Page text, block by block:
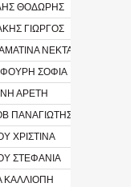
ΘΟΔΩΡΗΣ
ΓΙΩΡΓΟΣ
ΝΕΚΤΑΡΙΑ
ΣΟΦΙΑ
ΑΡΕΤΗ
ΠΑΝΑΓΙΩΤΗΣ
ΧΡΙΣΤΙΝΑ
ΣΤΕΦΑΝΙΑ
ΚΑΛΛΙΟΠΗ